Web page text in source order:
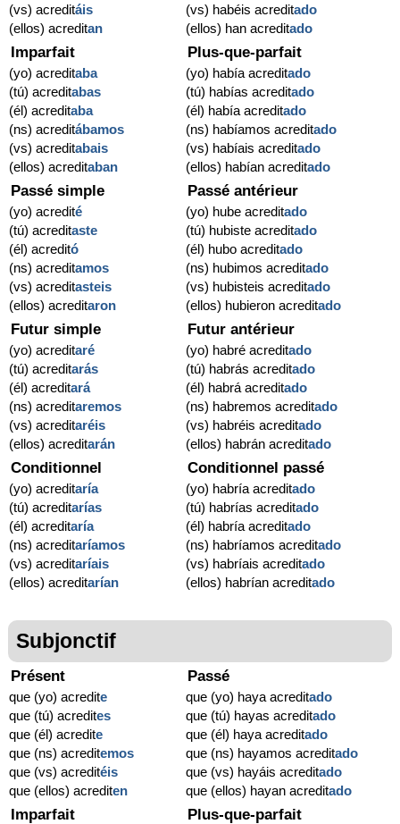
(vs) acreditáis
(ellos) acreditan
(vs) habéis acreditado
(ellos) han acreditado
Imparfait
(yo) acreditaba
(tú) acreditabas
(él) acreditaba
(ns) acreditábamos
(vs) acreditabais
(ellos) acreditaban
Plus-que-parfait
(yo) había acreditado
(tú) habías acreditado
(él) había acreditado
(ns) habíamos acreditado
(vs) habíais acreditado
(ellos) habían acreditado
Passé simple
(yo) acredité
(tú) acreditaste
(él) acreditó
(ns) acreditamos
(vs) acreditasteis
(ellos) acreditaron
Passé antérieur
(yo) hube acreditado
(tú) hubiste acreditado
(él) hubo acreditado
(ns) hubimos acreditado
(vs) hubisteis acreditado
(ellos) hubieron acreditado
Futur simple
(yo) acreditaré
(tú) acreditarás
(él) acreditará
(ns) acreditaremos
(vs) acreditaréis
(ellos) acreditarán
Futur antérieur
(yo) habré acreditado
(tú) habrás acreditado
(él) habrá acreditado
(ns) habremos acreditado
(vs) habréis acreditado
(ellos) habrán acreditado
Conditionnel
(yo) acreditaría
(tú) acreditarías
(él) acreditaría
(ns) acreditaríamos
(vs) acreditaríais
(ellos) acreditarían
Conditionnel passé
(yo) habría acreditado
(tú) habrías acreditado
(él) habría acreditado
(ns) habríamos acreditado
(vs) habríais acreditado
(ellos) habrían acreditado
Subjonctif
Présent
que (yo) acredite
que (tú) acredites
que (él) acredite
que (ns) acreditemos
que (vs) acreditéis
que (ellos) acrediten
Passé
que (yo) haya acreditado
que (tú) hayas acreditado
que (él) haya acreditado
que (ns) hayamos acreditado
que (vs) hayáis acreditado
que (ellos) hayan acreditado
Imparfait Plus-que-parfait